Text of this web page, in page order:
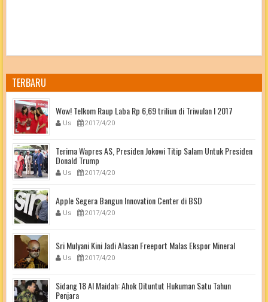
TERBARU
Wow! Telkom Raup Laba Rp 6,69 triliun di Triwulan I 2017
Us 2017/4/20
Terima Wapres AS, Presiden Jokowi Titip Salam Untuk Presiden
Donald Trump
Us 2017/4/20
Apple Segera Bangun Innovation Center di BSD
Us 2017/4/20
Sri Mulyani Kini Jadi Alasan Freeport Malas Ekspor Mineral
Us 2017/4/20
Sidang 18 Al Maidah: Ahok Dituntut Hukuman Satu Tahun
Penjara